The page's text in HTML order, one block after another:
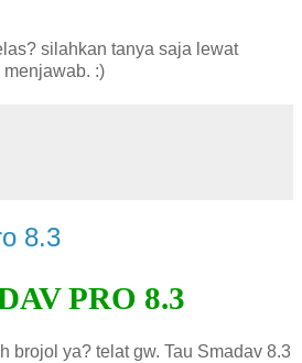
silahkan tanya saja lewat
menjawab. :)
8.3
PRO 8.3
brojol ya? telat gw. Tau Smadav 8.3